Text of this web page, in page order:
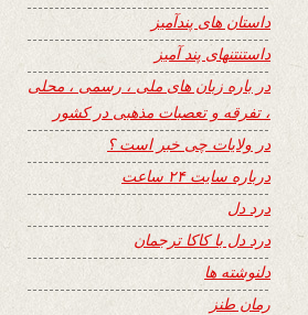
داستان های پندآمیز
داستنتنهای پند آمیز
در باره زبان های ملی ، رسمی ، محلی
، تفرقه و تعصبات مذهبی در کشور
در ولایات چی خبر است ؟
درباره سایت ۲۴ ساعت
درد دل
درد دل با کاکا ترجمان
دلنوشته ها
رمان طنز